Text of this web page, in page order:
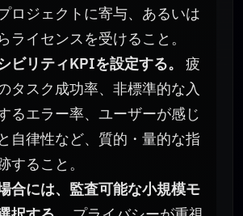
ロジェクトに寄与、あるいは
ライセンスを受けること。
ビリティKPIを設定する。
疲
タスク成功率、非標準的な入
るエラー率、ユーザーが感じ
自律性など、質的・量的な指
すること。
合には、監査可能な小規模モ